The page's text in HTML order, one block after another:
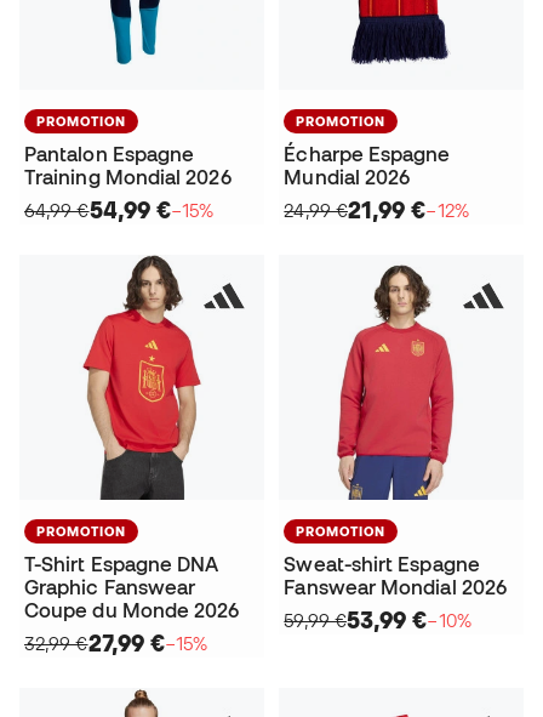
PROMOTION
Pantalon Espagne
Training Mondial 2026
64,99 €54,99 €−15%
PROMOTION
Écharpe Espagne
Mundial 2026
24,99 €21,99 €−12%
PROMOTION
T-Shirt Espagne DNA
Graphic Fanswear
Coupe du Monde 2026
32,99 €27,99 €−15%
PROMOTION
Sweat-shirt Espagne
Fanswear Mondial 2026
59,99 €53,99 €−10%